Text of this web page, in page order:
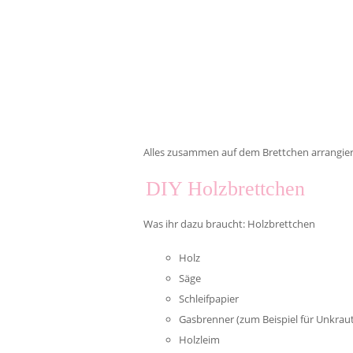
Alles zusammen auf dem Brettchen
DIY Holzbrettchen
Was ihr dazu braucht: Holzbrettchen
Holz
Säge
Schleifpapier
Gasbrenner (zum Beispiel für
Holzleim